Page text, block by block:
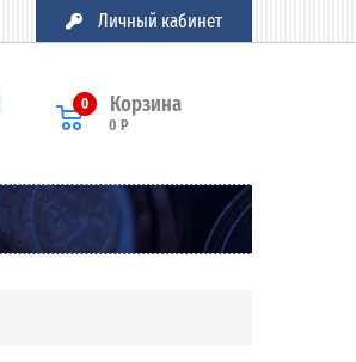
Личный кабинет
Корзина
0
0 Р